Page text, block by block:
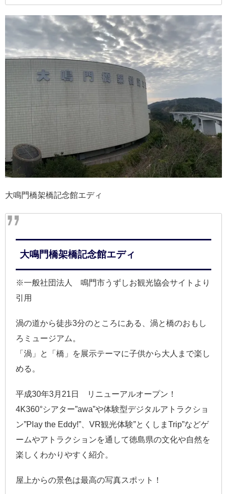
大鳴門橋架橋記念館エディ
大鳴門橋架橋記念館エディ
※一般社団法人 鳴門市うずしお観光協会サイトより
引用
渦の道から徒歩3分のところにある、渦と橋のおもし
ろミュージアム。
「渦」と「橋」を展示テーマに子供から大人まで楽し
める。
平成30年3月21日 リニューアルオープン！
4K360°シアター”awa”や体験型デジタルアトラクショ
ン”Play the Eddy!”、VR観光体験”とくしまTrip”などゲ
ームやアトラクションを通して徳島県の文化や自然を
楽しくわかりやすく紹介。
屋上からの景色は最高の写真スポット！